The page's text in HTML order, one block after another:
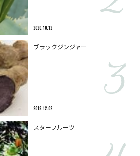
2020.10.12
ブラックジンジャー
2019.12.02
スターフルーツ